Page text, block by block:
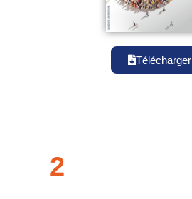
Télécharger
2